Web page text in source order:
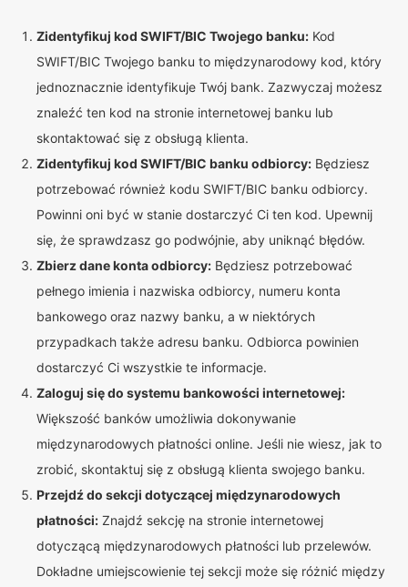
Zidentyfikuj kod SWIFT/BIC Twojego banku: Kod
SWIFT/BIC Twojego banku to międzynarodowy kod, który
jednoznacznie identyfikuje Twój bank. Zazwyczaj możesz
znaleźć ten kod na stronie internetowej banku lub
skontaktować się z obsługą klienta.
Zidentyfikuj kod SWIFT/BIC banku odbiorcy: Będziesz
potrzebować również kodu SWIFT/BIC banku odbiorcy.
Powinni oni być w stanie dostarczyć Ci ten kod. Upewnij
się, że sprawdzasz go podwójnie, aby uniknąć błędów.
Zbierz dane konta odbiorcy: Będziesz potrzebować
pełnego imienia i nazwiska odbiorcy, numeru konta
bankowego oraz nazwy banku, a w niektórych
przypadkach także adresu banku. Odbiorca powinien
dostarczyć Ci wszystkie te informacje.
Zaloguj się do systemu bankowości internetowej:
Większość banków umożliwia dokonywanie
międzynarodowych płatności online. Jeśli nie wiesz, jak to
zrobić, skontaktuj się z obsługą klienta swojego banku.
Przejdź do sekcji dotyczącej międzynarodowych
płatności: Znajdź sekcję na stronie internetowej
dotyczącą międzynarodowych płatności lub przelewów.
Dokładne umiejscowienie tej sekcji może się różnić między